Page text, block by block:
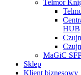
Telmor
HUB
MaGiC
Sklep
Klient biznesowy